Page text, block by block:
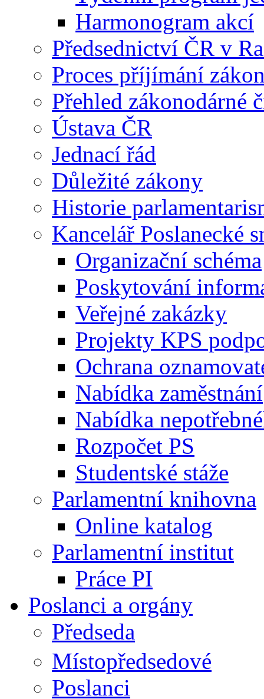
Harmonogram akcí
Předsednictví ČR v
Proces příjímání
Přehled zákonodárné
Ústava ČR
Jednací řád
Důležité zákony
Historie
Kancelář Poslanecké
Organizační schéma
Poskytování
Veřejné zakázky
Projekty KPS
Ochrana
Nabídka zaměstnání
Nabídka
Rozpočet PS
Studentské stáže
Parlamentní knihovna
Online katalog
Parlamentní institut
Práce PI
Poslanci a orgány
Předseda
Místopředsedové
Poslanci